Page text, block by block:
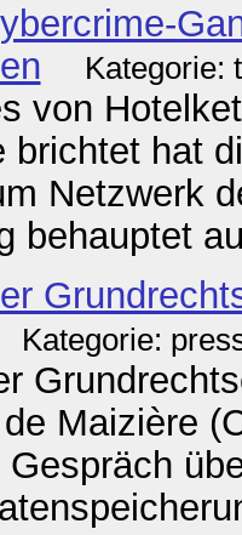
Kategorie:
von
brichtet hat
Netzwerk
behauptet
Kategorie:
Maizière
Gespräch